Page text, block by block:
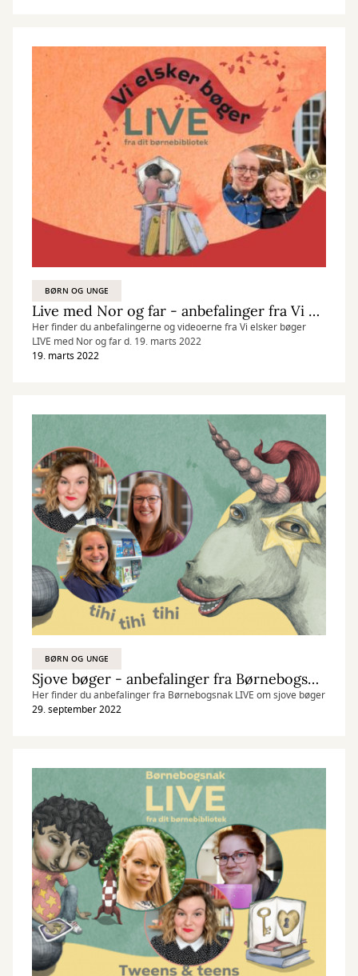
BØRN OG UNGE
Live med Nor og far - anbefalinger fra Vi elsker bøger LIVE d. 19/3 2022
Her finder du anbefalingerne og videoerne fra Vi elsker bøger
LIVE med Nor og far d. 19. marts 2022
19. marts 2022
BØRN OG UNGE
Sjove bøger - anbefalinger fra Børnebogsnak LIVE den 29/9 2022
Her finder du anbefalinger fra Børnebogsnak LIVE om sjove bøger
29. september 2022